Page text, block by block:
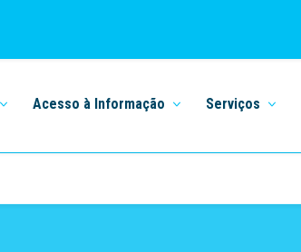
Acesso à Informação Serviços